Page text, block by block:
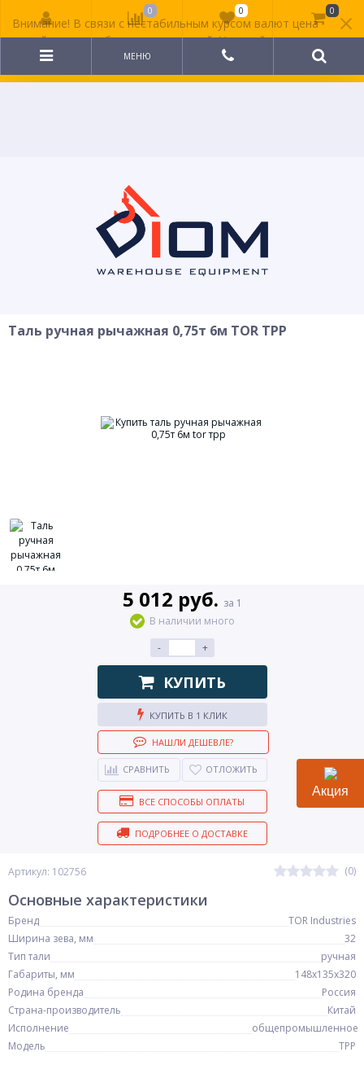
Внимание! В связи с нестабильным курсом валют цена
на сайте может быть неактуальной. Уточняйте
стоимость у менеджера.
МЕНЮ
Таль ручная рычажная 0,75т 6м TOR ТРР
Артикул: 102756 (0)
5 012 руб. за 1
В наличии много
-
+
КУПИТЬ
КУПИТЬ В 1 КЛИК
НАШЛИ ДЕШЕВЛЕ?
СРАВНИТЬ ОТЛОЖИТЬ
ВСЕ СПОСОБЫ ОПЛАТЫ
ПОДРОБНЕЕ О ДОСТАВКЕ
Основные характеристики
Бренд
TOR Industries
Ширина зева, мм
32
Тип тали
ручная
Габариты, мм
148х135х320
Родина бренда
Россия
Страна-производитель
Китай
Исполнение
общепромышленное
Модель
ТРР
0 0 0
Акция